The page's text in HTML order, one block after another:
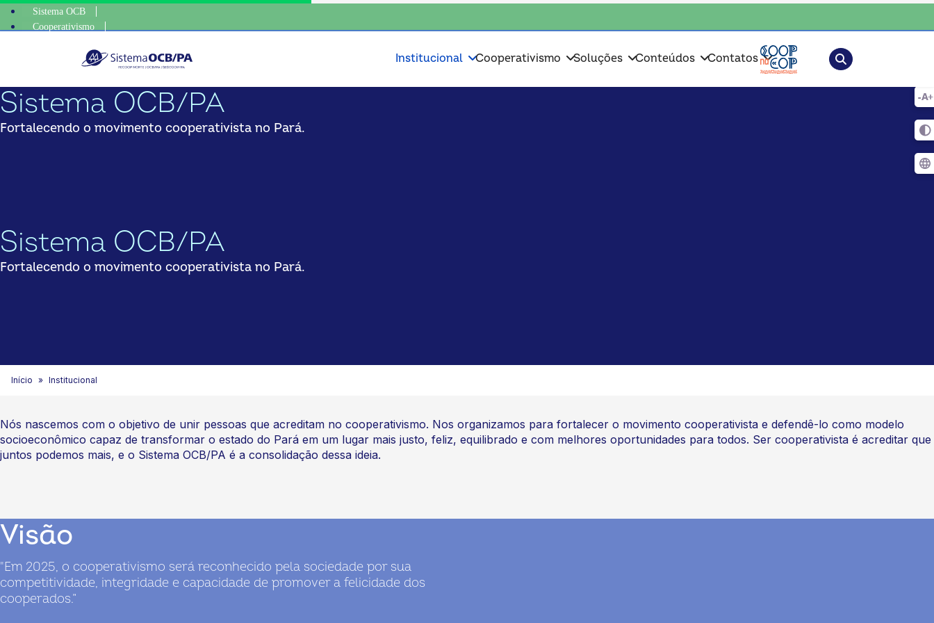
Sistema OCB
Cooperativismo
Institucional Cooperativismo Soluções Conteúdos Contatos Pesquisar
Sistema OCB/PA
Fortalecendo o movimento cooperativista no Pará.
Sistema OCB/PA
Fortalecendo o movimento cooperativista no Pará.
Início Institucional
Nós nascemos com o objetivo de unir pessoas que acreditam no cooperativismo. Nos organizamos para fortalecer o movimento cooperativista e defendê-lo como modelo
socioeconômico capaz de transformar o estado do Pará em um lugar mais justo, feliz, equilibrado e com melhores oportunidades para todos. Ser cooperativista é acreditar que
juntos podemos mais, e o Sistema OCB/PA é a consolidação dessa ideia.
Visão
"Em 2025, o cooperativismo será reconhecido pela sociedade por sua
competitividade, integridade e capacidade de promover a felicidade dos
cooperados.”